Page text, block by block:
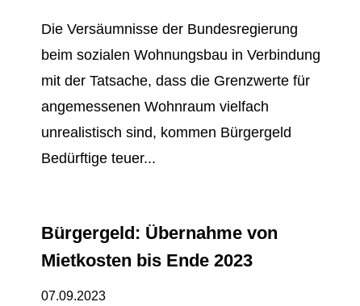
Die Versäumnisse der Bundesregierung
beim sozialen Wohnungsbau in Verbindung
mit der Tatsache, dass die Grenzwerte für
angemessenen Wohnraum vielfach
unrealistisch sind, kommen Bürgergeld
Bedürftige teuer...
Bürgergeld: Übernahme von
Mietkosten bis Ende 2023
07.09.2023